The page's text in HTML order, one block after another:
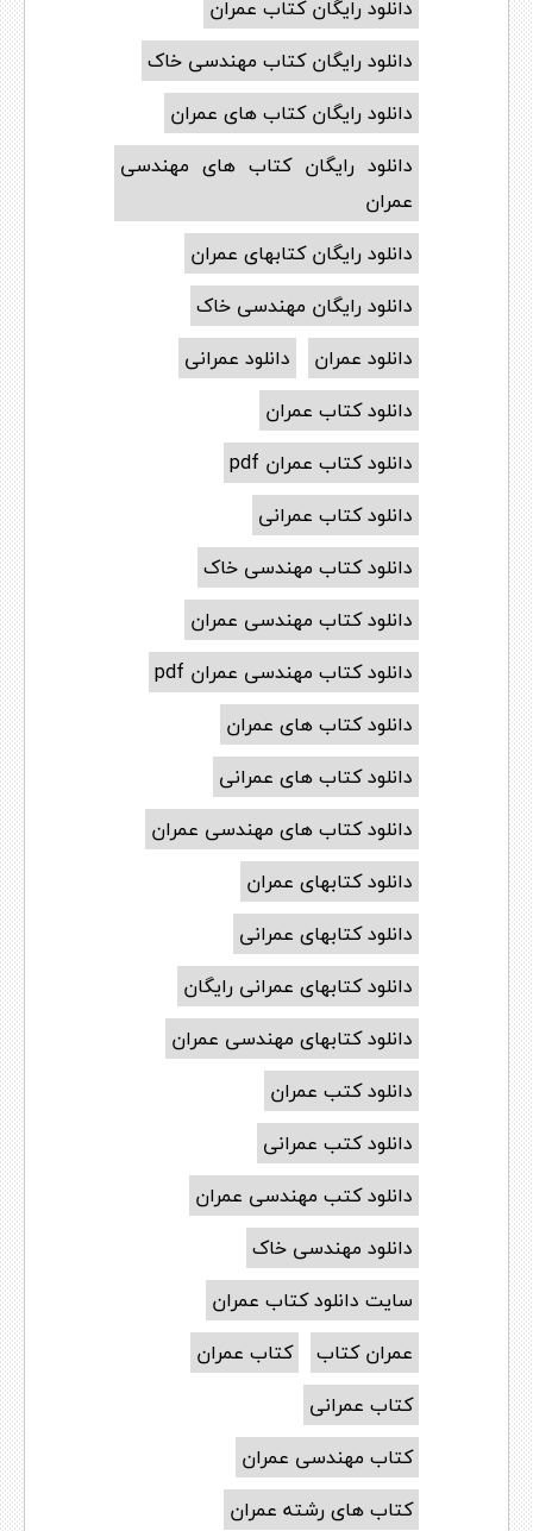
دانلود رایگان کتاب عمران
دانلود رایگان کتاب مهندسی خاک
دانلود رایگان کتاب های عمران
دانلود رایگان کتاب های مهندسی
عمران
دانلود رایگان کتابهای عمران
دانلود رایگان مهندسی خاک
دانلود عمران
دانلود عمرانی
دانلود کتاب عمران
دانلود کتاب عمران pdf
دانلود کتاب عمرانی
دانلود کتاب مهندسی خاک
دانلود کتاب مهندسی عمران
دانلود کتاب مهندسی عمران pdf
دانلود کتاب های عمران
دانلود کتاب های عمرانی
دانلود کتاب های مهندسی عمران
دانلود کتابهای عمران
دانلود کتابهای عمرانی
دانلود کتابهای عمرانی رایگان
دانلود کتابهای مهندسی عمران
دانلود کتب عمران
دانلود کتب عمرانی
دانلود کتب مهندسی عمران
دانلود مهندسی خاک
سایت دانلود کتاب عمران
عمران کتاب
کتاب عمران
کتاب عمرانی
کتاب مهندسی عمران
کتاب های رشته عمران